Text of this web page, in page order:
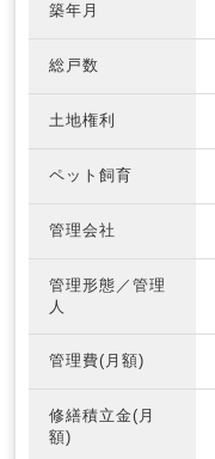
築年月
総戸数
土地権利
ペット飼育
管理会社
管理形態／管理
人
管理費(月額)
修繕積立金(月
額)